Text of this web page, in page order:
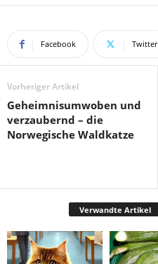
Facebook Twitter
Vorheriger Artikel
Geheimnisumwoben und
verzaubernd – die
Norwegische Waldkatze
Verwandte Artikel